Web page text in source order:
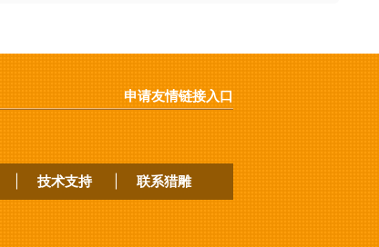
申请友情链接入口
技术支持 联系猎雕